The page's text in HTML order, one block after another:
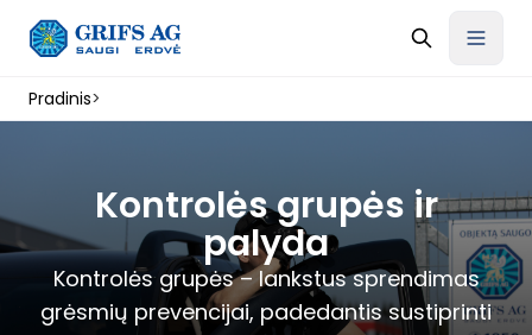
Pradinis>
Kontrolės grupės ir
palyda
Kontrolės grupės – lankstus sprendimas
grėsmių prevencijai, padedantis sustiprinti